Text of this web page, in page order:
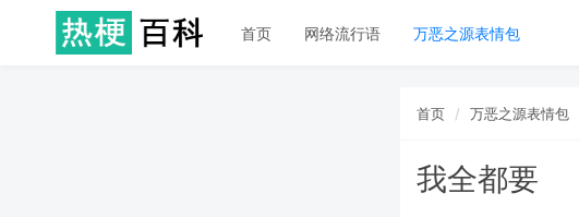
首页 网络流行语 万恶之源表情包
首页 万恶之源表情包
我全都要